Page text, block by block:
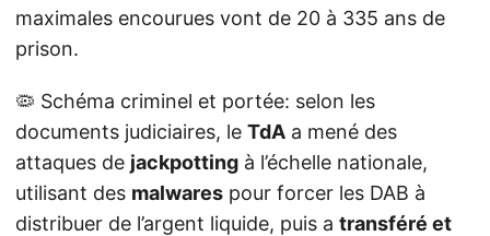
maximales encourues vont de 20 à 335 ans de
prison.
🦠 Schéma criminel et portée: selon les
documents judiciaires, le TdA a mené des
attaques de jackpotting à l’échelle nationale,
utilisant des malwares pour forcer les DAB à
distribuer de l’argent liquide, puis a transféré et